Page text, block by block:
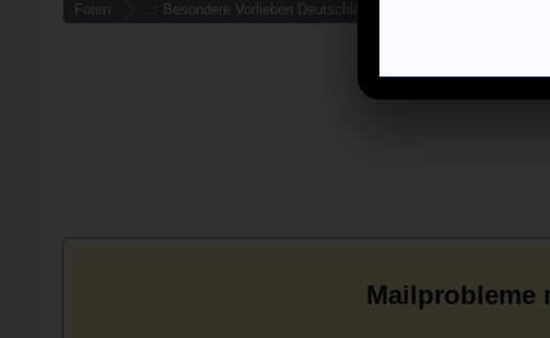
Foren ..:: Besondere Vorlieben Deutschlandweit ::..
Mailprobleme